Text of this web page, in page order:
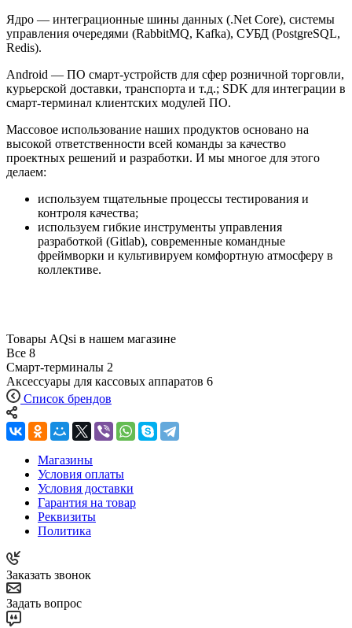
Ядро — интеграционные шины данных (.Net Core), системы
управления очередями (RabbitMQ, Kafka), СУБД (PostgreSQL,
Redis).
Android — ПО смарт-устройств для сфер розничной торговли,
курьерской доставки, транспорта и т.д.; SDK для интеграции в
смарт-терминал клиентских модулей ПО.
Массовое использование наших продуктов основано на
высокой ответственности всей команды за качество
проектных решений и разработки. И мы многое для этого
делаем:
используем тщательные процессы тестирования и
контроля качества;
используем гибкие инструменты управления
разработкой (Gitlab), современные командные
фреймворки и культивируем комфортную атмосферу в
коллективе.
Товары AQsi в нашем магазине
Все 8
Смарт-терминалы 2
Аксессуары для кассовых аппаратов 6
Список брендов
Магазины
Условия оплаты
Условия доставки
Гарантия на товар
Реквизиты
Политика
Заказать звонок
Задать вопрос